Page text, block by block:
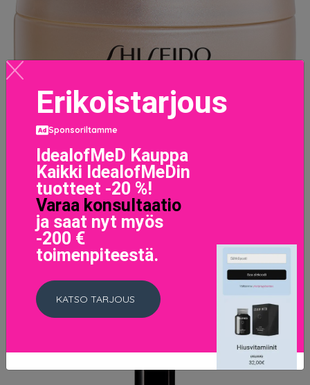
Shiseido Benefiance Wrinkle Smoothing Cream, 50 ml
Shiseido Päivävoiteet
LISÄTIETOJA
Erikoistarjous
Sponsoriltamme
IdealofMeD Kauppa
Kaikki IdealofMeDin
tuotteet -20 %!
Varaa konsultaatio
ja saat nyt myös
-200 €
toimenpiteestä.
KATSO TARJOUS